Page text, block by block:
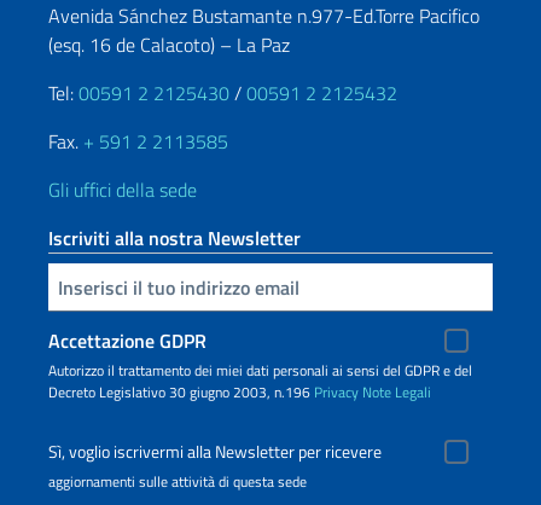
Avenida Sánchez Bustamante n.977-Ed.Torre Pacifico
(esq. 16 de Calacoto) – La Paz
Tel:00591 2 2125430/00591 2 2125432
Fax. + 591 2 2113585
Gli uffici della sede
Iscriviti alla nostra Newsletter
Inserisci la tua email
Accettazione GDPR
Autorizzo il trattamento dei miei dati personali ai sensi del GDPR e del
Decreto Legislativo 30 giugno 2003, n.196 Privacy Note Legali
Sì, voglio iscrivermi alla Newsletter per ricevere
aggiornamenti sulle attività di questa sede